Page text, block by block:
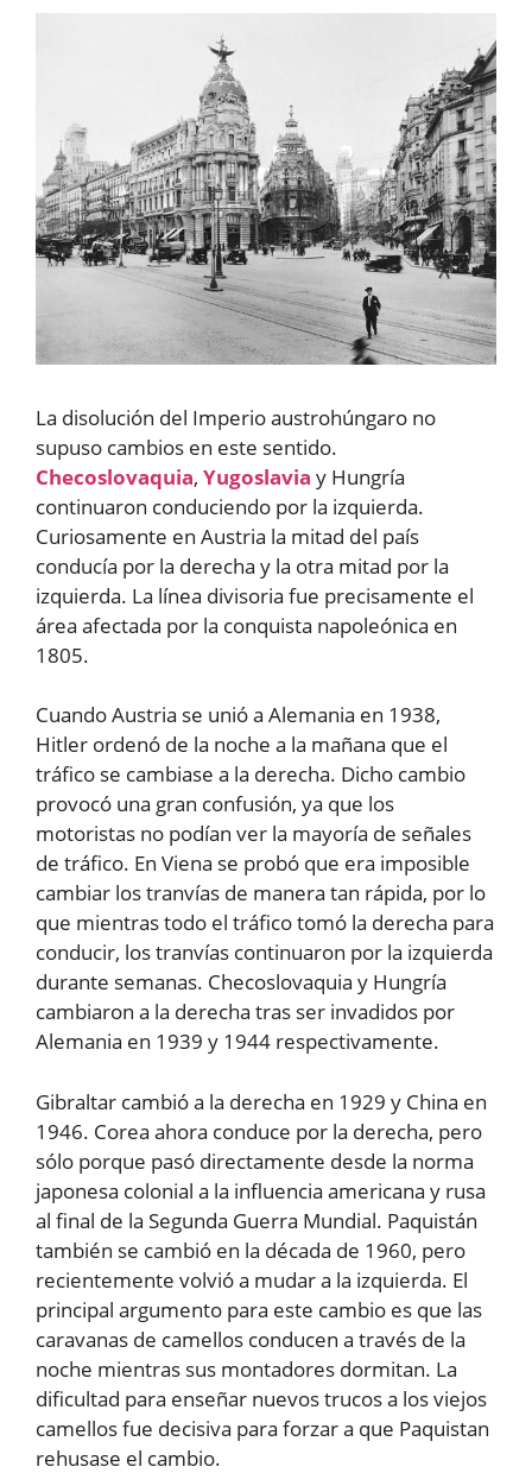
La disolución del Imperio austrohúngaro no
supuso cambios en este sentido.
Checoslovaquia, Yugoslavia y Hungría
continuaron conduciendo por la izquierda.
Curiosamente en Austria la mitad del país
conducía por la derecha y la otra mitad por la
izquierda. La línea divisoria fue precisamente el
área afectada por la conquista napoleónica en
1805.
Cuando Austria se unió a Alemania en 1938,
Hitler ordenó de la noche a la mañana que el
tráfico se cambiase a la derecha. Dicho cambio
provocó una gran confusión, ya que los
motoristas no podían ver la mayoría de señales
de tráfico. En Viena se probó que era imposible
cambiar los tranvías de manera tan rápida, por lo
que mientras todo el tráfico tomó la derecha para
conducir, los tranvías continuaron por la izquierda
durante semanas. Checoslovaquia y Hungría
cambiaron a la derecha tras ser invadidos por
Alemania en 1939 y 1944 respectivamente.
Gibraltar cambió a la derecha en 1929 y China en
1946. Corea ahora conduce por la derecha, pero
sólo porque pasó directamente desde la norma
japonesa colonial a la influencia americana y rusa
al final de la Segunda Guerra Mundial. Paquistán
también se cambió en la década de 1960, pero
recientemente volvió a mudar a la izquierda. El
principal argumento para este cambio es que las
caravanas de camellos conducen a través de la
noche mientras sus montadores dormitan. La
dificultad para enseñar nuevos trucos a los viejos
camellos fue decisiva para forzar a que Paquistan
rehusase el cambio.